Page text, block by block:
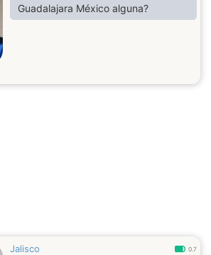
Guadalajara México alguna?
Jalisco 0.7